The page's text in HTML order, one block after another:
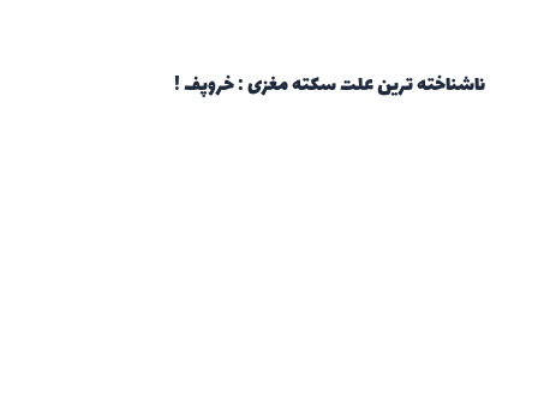
ناشناخته ترین علت سکته مغزی : خروپف !